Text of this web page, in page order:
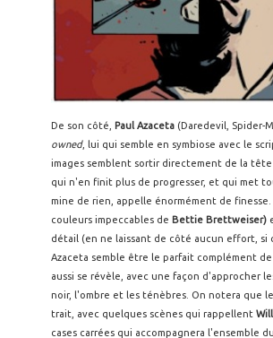
De son côté, Paul Azaceta (Daredevil, Spider-
owned, lui qui semble en symbiose avec le
images semblent sortir directement de la
qui n'en finit plus de progresser, et qui met
mine de rien, appelle énormément de
couleurs impeccables de Bettie Brettweiser)
détail (en ne laissant de côté aucun effort, si
Azaceta semble être le parfait complément
aussi se révèle, avec une façon d'approcher
noir, l'ombre et les ténèbres. On notera que
trait, avec quelques scènes qui rappellent
cases carrées qui accompagnera l'ensemble